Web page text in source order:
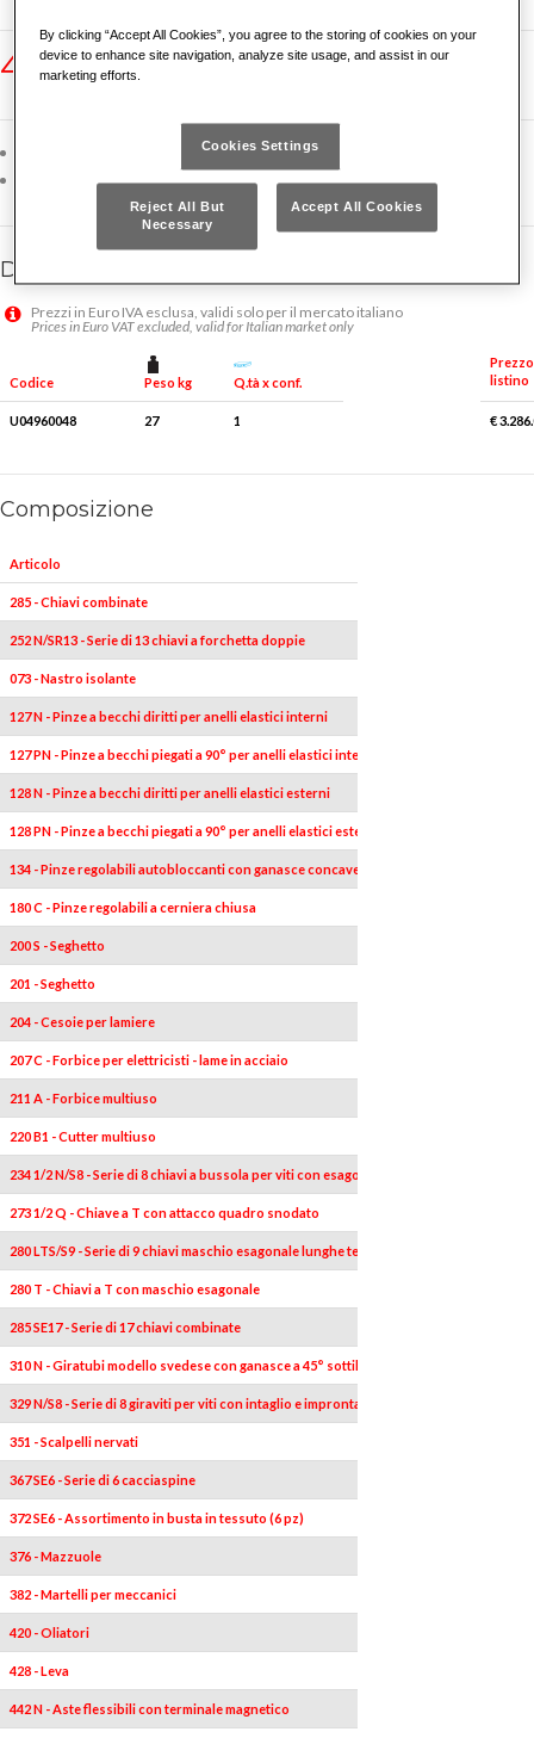
496 E7
Fornito con ganci e supporti per armadi 502
Fornito senza termoformati in plastica
Dettagli famiglia
Prezzi in Euro IVA esclusa, validi solo per il mercato italiano
Prices in Euro VAT excluded, valid for Italian market only
Codice Peso kg Q.tà x conf.
Prezzo
listino
U04960048 27 1 €
Composizione
Articolo
285 - Chiavi combinate
252 N/SR13 - Serie di 13 chiavi a forchetta doppie
073 - Nastro isolante
127 N - Pinze a becchi diritti per anelli elastici interni
127 PN - Pinze a becchi piegati a 90° per anelli elastici interni
128 N - Pinze a becchi diritti per anelli elastici esterni
128 PN - Pinze a becchi piegati a 90° per anelli elastici esterni
134 - Pinze regolabili autobloccanti con ganasce concave
180 C - Pinze regolabili a cerniera chiusa
200 S - Seghetto
201 - Seghetto
204 - Cesoie per lamiere
207 C - Forbice per elettricisti - lame in acciaio
211 A - Forbice multiuso
220 B1 - Cutter multiuso
234 1/2 N/S8 - Serie di 8 chiavi a bussola per viti con esagono incassato
273 1/2 Q - Chiave a T con attacco quadro snodato
280 LTS/S9 - Serie di 9 chiavi maschio esagonale lunghe testa sferica
280 T - Chiavi a T con maschio esagonale
285 SE17 - Serie di 17 chiavi combinate
310 N - Giratubi modello svedese con ganasce a 45° sottili e sagomate
329 N/S8 - Serie di 8 giraviti per viti con intaglio e impronta a croce PHILLIPS®
351 - Scalpelli nervati
367 SE6 - Serie di 6 cacciaspine
372 SE6 - Assortimento in busta in tessuto (6 pz)
376 - Mazzuole
382 - Martelli per meccanici
420 - Oliatori
428 - Leva
442 N - Aste flessibili con terminale magnetico
By clicking “Accept All Cookies”, you agree to the storing of cookies on your
device to enhance site navigation, analyze site usage, and assist in our
marketing efforts.
Cookies Settings
Reject All But
Necessary
Accept All Cookies